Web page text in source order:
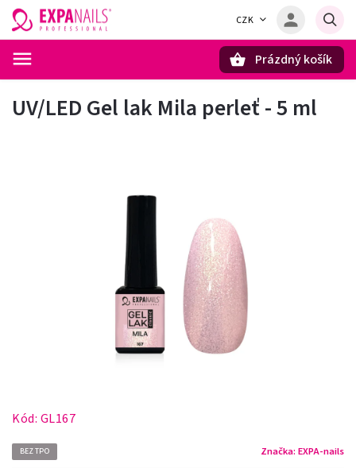
CZK
Prázdný košík
UV/LED Gel lak Mila perleť - 5 ml
Kód: GL167
BEZ TPO Značka: EXPA-nails